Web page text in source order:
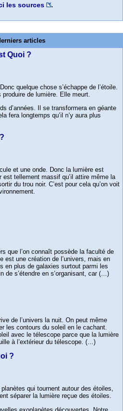
les sources .
articles
Quoi ?
quelque chose s’échappe de l’étoile.
produire de lumière. Elle meurt.
d’années. Il se transformera en géante
fera longtemps qu’il n’y aura plus
et une onde. Donc la lumière est
tellement massif qu’il attire même la
du trou noir. C’est pour cela qu’on voit
que l’on connaît possède la faculté de
est une création de l’univers, mais en
en plus de galaxies surtout parmi les
de s’étendre en s’organisant, car (…)
de l’univers la nuit. On peut même
les contours du soleil en le cachant.
avec le télescope parce que la lumière
à l’extérieur du télescope. (…)
?
qui tournent autour des étoiles,
séparer la lumière reçue des étoiles.